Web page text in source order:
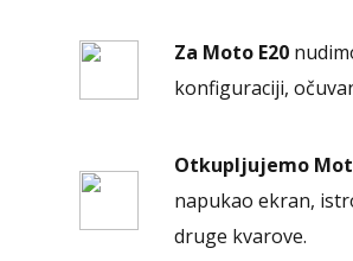
Za Moto E20
konfiguraciji,
Otkupljujemo
napukao ekran,
druge kvarove.